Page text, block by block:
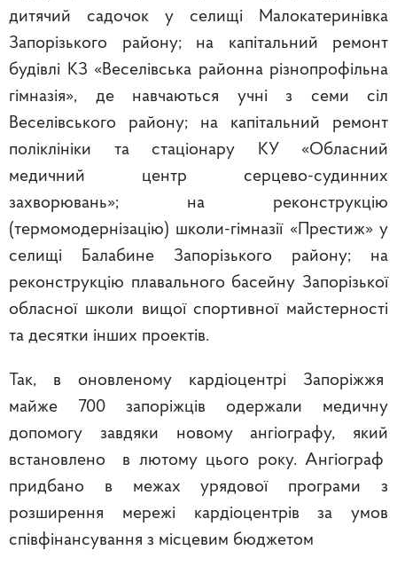
дитячий садочок у селищі Малокатеринівка
Запорізького району; на капітальний ремонт
будівлі КЗ «Веселівська районна різнопрофільна
гімназія», де навчаються учні з семи сіл
Веселівського району; на капітальний ремонт
поліклініки та стаціонару КУ «Обласний
медичний центр серцево-судинних
захворювань»; на реконструкцію
(термомодернізацію) школи-гімназії «Престиж» у
селищі Балабине Запорізького району; на
реконструкцію плавального басейну Запорізької
обласної школи вищої спортивної майстерності
та десятки інших проектів.
Так, в оновленому кардіоцентрі Запоріжжя
майже 700 запоріжців одержали медичну
допомогу завдяки новому ангіографу, який
встановлено в лютому цього року. Ангіограф
придбано в межах урядової програми з
розширення мережі кардіоцентрів за умов
співфінансування з місцевим бюджетом